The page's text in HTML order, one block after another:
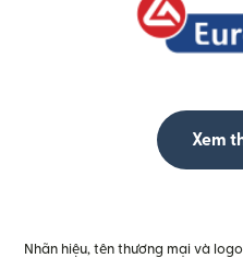
Xem
Nhãn hiệu, tên thương mại và